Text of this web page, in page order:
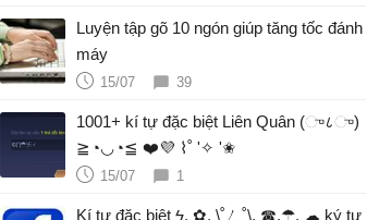
Luyện tập gõ 10 ngón giúp tăng tốc đánh
máy
15/07 39
1001+ kí tự đặc biệt Liên Quân (ு८ு)
≧◔◡◔≦ ❤️💜 ⌇˚ '✧ '✬
15/07 1
Kí tự đặc biệt ϟ, ✿, \˚ㄥ˚\, ☎,☂, ☁ ký tự